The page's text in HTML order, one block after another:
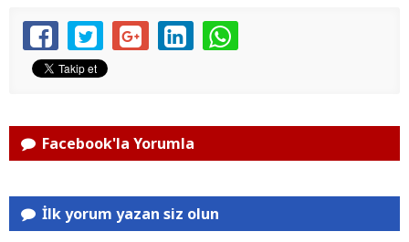
Facebook'la Yorumla
İlk yorum yazan siz olun